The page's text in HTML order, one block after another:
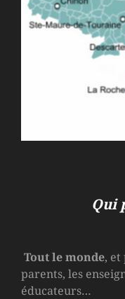
Qui
Tout le monde,
parents, les
éducateurs…